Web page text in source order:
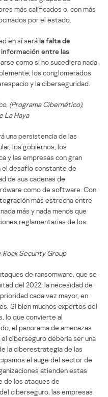
más calificados o, con más
por el estado.
en sí serála falta de
entre las
como si no sucediera nada
los conglomerados
y la ciberseguridad.
(Programa Cibernético),
La Haya
una persistencia de las
los gobiernos, los
y las empresas con gran
desafío constante de
de sus cadenas de
como de software. Con
más estrecha entre
más y nada menos que
reglamentarias de los
Security Group
de ransomware, que se
del 2022, la necesidad de
cada vez mayor, en
Si bien muchos expertos del
lo que convierte al
el panorama de amenazas
ciberseguro debería ser una
la ciberestrategia de las
el auge del sector de
atienden estas
de los ataques de
ciberseguro, las empresas